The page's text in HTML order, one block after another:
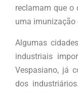
reclamam que o
uma imunização
Algumas
industriais
Vespasiano, já
dos